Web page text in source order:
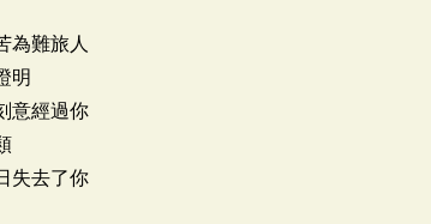
為難旅人
明
意經過你
失去了你